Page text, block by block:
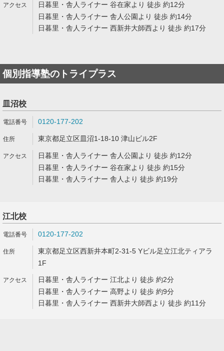
日暮里・舎人ライナー 谷在家より 徒歩 約12分
日暮里・舎人ライナー 舎人公園より 徒歩 約14分
日暮里・舎人ライナー 西新井大師西より 徒歩 約17分
個別指導塾のトライプラス
皿沼校
0120-177-202
東京都足立区皿沼1-18-10 津山ビル2F
日暮里・舎人ライナー 舎人公園より 徒歩 約12分
日暮里・舎人ライナー 谷在家より 徒歩 約15分
日暮里・舎人ライナー 舎人より 徒歩 約19分
江北校
0120-177-202
東京都足立区西新井本町2-31-5 Yビル足立江北ティアラ
1F
日暮里・舎人ライナー 江北より 徒歩 約2分
日暮里・舎人ライナー 高野より 徒歩 約9分
日暮里・舎人ライナー 西新井大師西より 徒歩 約11分